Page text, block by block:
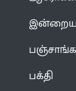
இன்றைய
பக்தி